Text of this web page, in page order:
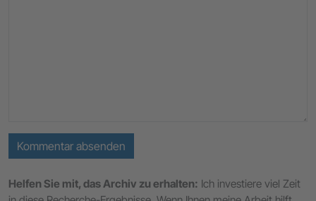
Kommentar absenden
Helfen Sie mit, das Archiv zu erhalten: Ich investiere viel Zeit